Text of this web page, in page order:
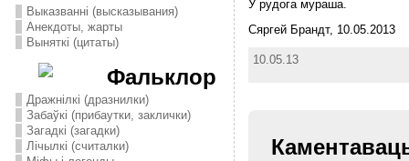
Выказванні (высказывания)
Анекдоты, жарты
Выняткі (цитаты)
Фальклор
Дражнілкі (дразнилки)
Забаўкі (прибаутки, заклички)
Загадкі (загадки)
Лічылкі (считалки)
У рудога мураша.
Сяргей Брандт, 10.05.2013
10.05.13